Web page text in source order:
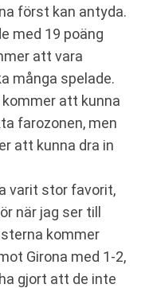
först kan antyda.
med 19 poäng
att vara
många spelade.
att kunna
farozonen, men
att kunna dra in
varit stor favorit,
när jag ser till
kommer
Girona med 1-2,
gjort att de inte